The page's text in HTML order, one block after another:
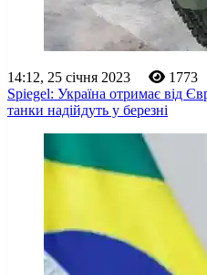
14:12, 25 січня 2023
1773
Spiegel: Україна отримає від
танки надійдуть у березні